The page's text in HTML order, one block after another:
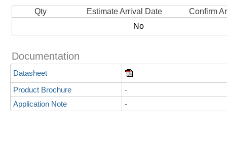
Qty Estimate Arrival Date
Confirm
No
Documentation
Datasheet
Product Brochure
-
Application Note
-